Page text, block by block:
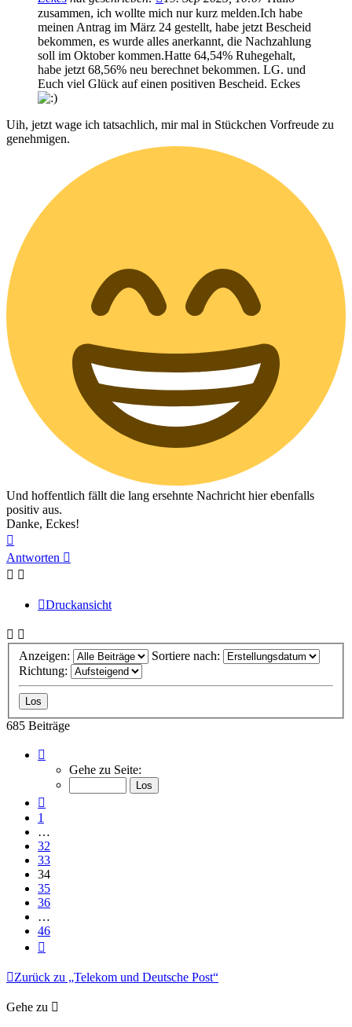
zusammen, ich wollte mich nur kurz melden.Ich habe
meinen Antrag im März 24 gestellt, habe jetzt Bescheid
bekommen, es wurde alles anerkannt, die Nachzahlung
soll im Oktober kommen.Hatte 64,54% Ruhegehalt,
habe jetzt 68,56% neu berechnet bekommen. LG. und
Euch viel Glück auf einen positiven Bescheid. Eckes
Uih, jetzt wage ich tatsachlich, mir mal in Stückchen Vorfreude zu
genehmigen.
Und hoffentlich fällt die lang ersehnte Nachricht hier ebenfalls
positiv aus.
Danke, Eckes!
oben
Antworten
Druckansicht
Anzeigen:
Sortiere nach:
Richtung:
685 Beiträge
34
von
Gehe zu Seite:
1
…
32
33
34
35
36
…
46
Zurück zu „Telekom und Deutsche Post“
Gehe zu